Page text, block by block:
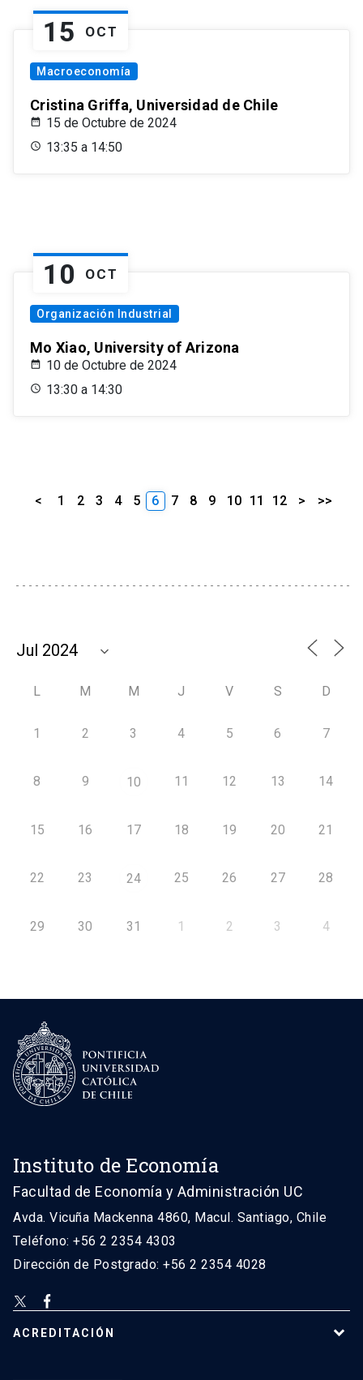
15 OCT
Macroeconomía
Cristina Griffa, Universidad de Chile
15 de Octubre de 2024
13:35 a 14:50
10 OCT
Organización Industrial
Mo Xiao, University of Arizona
10 de Octubre de 2024
13:30 a 14:30
< 1 2 3 4 5 6 7 8 9 10 11 12 > >>
L M M J V S D
1 2 3 4 5 6 7
8 9 10 11 12 13 14
15 16 17 18 19 20 21
22 23 24 25 26 27 28
29 30 31 1 2 3 4
Instituto de Economía
Facultad de Economía y Administración UC
Avda. Vicuña Mackenna 4860, Macul. Santiago, Chile
Teléfono: +56 2 2354 4303
Dirección de Postgrado: +56 2 2354 4028
ACREDITACIÓN